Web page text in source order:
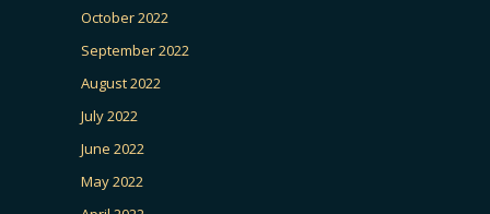
October 2022
September 2022
August 2022
July 2022
June 2022
May 2022